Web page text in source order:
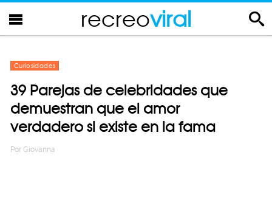
recreoviral
Curiosidades
39 Parejas de celebridades que
demuestran que el amor
verdadero si existe en la fama
Por Giovanna